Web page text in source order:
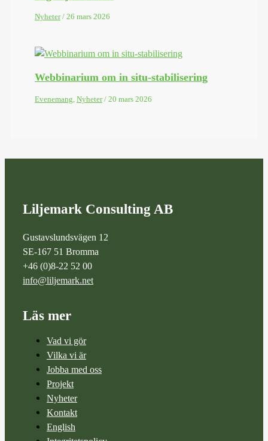
Nyheter/ 26 mars 2026
Webbinarium om in situ-stabilisering
Evenemang Nyheter/ 20 mars 2026
Liljemark Consulting AB
Gustavslundsvägen 12
SE-167 51 Bromma
+46 (0)8-22 52 00
info@liljemark.net
Läs mer
Vad vi gör
Vilka vi är
Jobba med oss
Projekt
Nyheter
Kontakt
English